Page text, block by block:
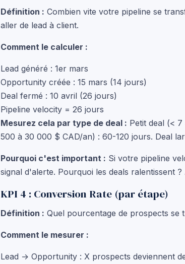
Définition : Combien vite votre pipeline se
aller de lead à client.
Comment le calculer :
Lead généré : 1er mars
Opportunity créée : 15 mars (14 jours)
Deal fermé : 10 avril (26 jours)
Pipeline velocity = 26 jours
Mesurez cela par type de deal : Petit deal (<
500 à 30 000 $ CAD/an) : 60-120 jours. Deal
Pourquoi c'est important : Si votre pipeline
signal d'alerte. Pourquoi les deals ralentissent
KPI 4 : Conversion Rate (par étape)
Définition : Quel pourcentage de prospects
Comment le mesurer :
Lead → Opportunity : X prospects deviennent